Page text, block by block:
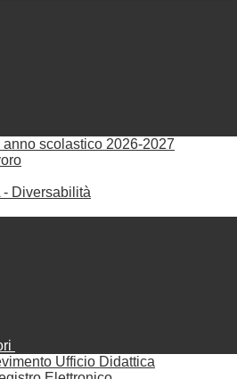
scolastico 2026-2027
- Diversabilità
Ufficio Didattica